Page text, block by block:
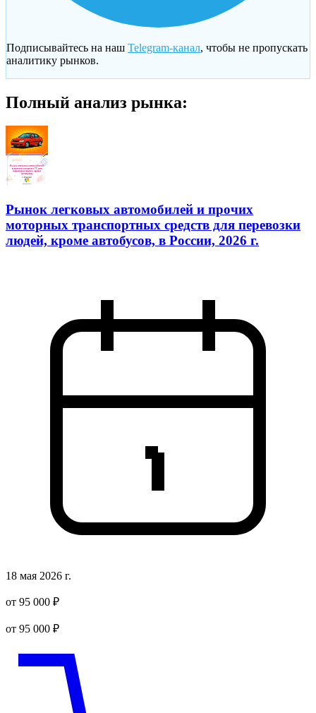
Подписывайтесь на наш Telegram-канал, чтобы не пропускать
аналитику рынков.
Полный анализ рынка:
Рынок легковых автомобилей и прочих
моторных транспортных средств для перевозки
людей, кроме автобусов, в России, 2026 г.
18 мая 2026 г.
от 95 000 ₽
от 95 000 ₽